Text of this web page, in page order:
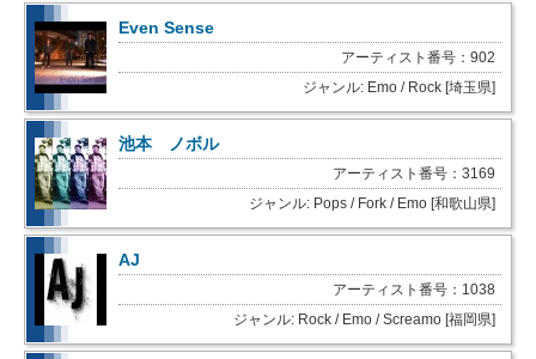
Even Sense
アーティスト番号：902
ジャンル: Emo / Rock [埼玉県]
池本 ノボル
アーティスト番号：3169
ジャンル: Pops / Fork / Emo [和歌山県]
AJ
アーティスト番号：1038
ジャンル: Rock / Emo / Screamo [福岡県]